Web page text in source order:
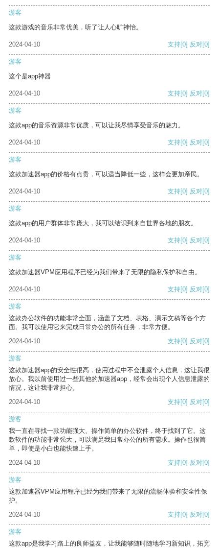
游客
这款游戏的音乐非常优美，听了让人心旷神怡。
2024-04-10 支持[0] 反对[0]
游客
这个是app神器
2024-04-10 支持[0] 反对[0]
游客
这款app的音乐资源非常优质，可以让我尽情享受音乐的魅力。
2024-04-10 支持[0] 反对[0]
游客
这款加速器app的价格有点贵，可以适当降低一些，这样会更加亲民。
2024-04-10 支持[0] 反对[0]
游客
这款app的用户群体非常庞大，我可以结识到来自世界各地的朋友。
2024-04-10 支持[0] 反对[0]
游客
这款加速器VPM应用程序已经为我们带来了无限的隐私保护和自由。
2024-04-10 支持[0] 反对[0]
游客
这款办公软件的功能非常全面，涵盖了文档、表格、演示文稿等各个方
面。我可以使用它来完成日常办公的所有任务，非常方便。
2024-04-10
支持[0] 反对[0]
游客
这款加速器app的安全性很高，使用过程中不会泄露个人信息，这让我很
放心。我以前使用过一些其他的加速器app，经常会出现个人信息泄露的
情况，这让我非常担心。
2024-04-10
支持[0] 反对[0]
游客
我一直在寻找一款功能强大、操作简单的办公软件，终于找到了它。这
款软件的功能非常强大，可以满足我日常办公的所有需求。操作也很简
单，即使是小白也能快速上手。
2024-04-10
支持[0] 反对[0]
游客
这款加速器VPM应用程序已经为我们带来了无限的流畅体验和安全性保
护。
2024-04-10
支持[0] 反对[0]
游客
这款app是我学习路上的良师益友，让我能够随时随地学习新知识，拓宽